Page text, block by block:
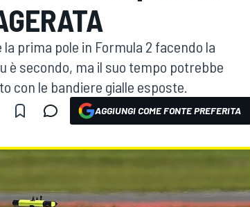
prima pole in Formula 2 facendo la
è secondo, ma il suo tempo potrebbe
con le bandiere gialle esposte.
AGGIUNGI COME FONTE PREFERITA